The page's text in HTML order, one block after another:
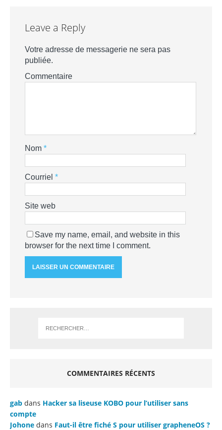
Leave a Reply
Votre adresse de messagerie ne sera pas
publiée.
Commentaire
Nom *
Courriel *
Site web
Save my name, email, and website in this
browser for the next time I comment.
COMMENTAIRES RÉCENTS
gab dans Hacker sa liseuse KOBO pour l’utiliser sans
compte
Johone dans Faut-il être fiché S pour utiliser grapheneOS ?